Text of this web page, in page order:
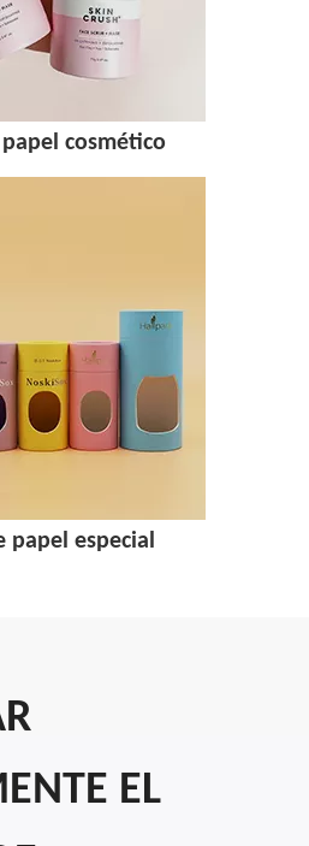
cosmético
papel especial
EL